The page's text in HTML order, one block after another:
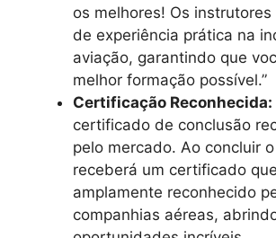
os melhores! Os
de experiência prática na
aviação, garantindo que
melhor formação possível.”
Certificação Reconhecida:
certificado de conclusão
pelo mercado. Ao concluir
receberá um certificado
amplamente reconhecido
companhias aéreas,